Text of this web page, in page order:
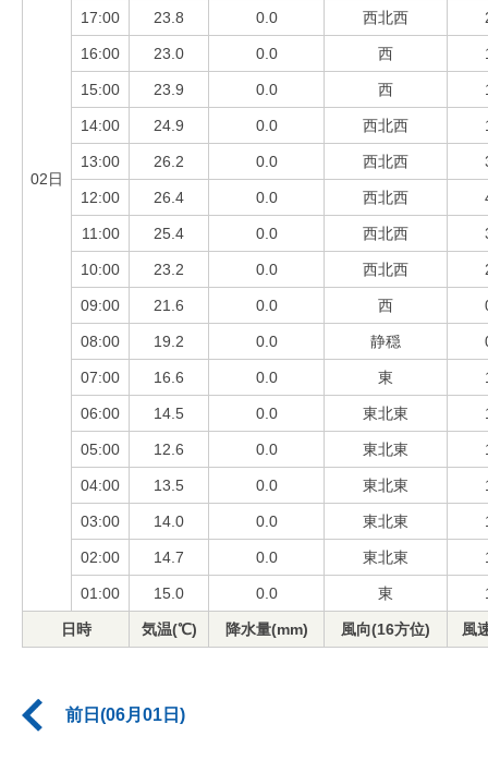
02日
17:00 23.8 0.0 西北西
16:00 23.0 0.0 西
15:00 23.9 0.0 西
14:00 24.9 0.0 西北西
13:00 26.2 0.0 西北西
12:00 26.4 0.0 西北西
11:00 25.4 0.0 西北西
10:00 23.2 0.0 西北西
09:00 21.6 0.0 西
08:00 19.2 0.0 静穏
07:00 16.6 0.0 東
06:00 14.5 0.0 東北東
05:00 12.6 0.0 東北東
04:00 13.5 0.0 東北東
03:00 14.0 0.0 東北東
02:00 14.7 0.0 東北東
01:00 15.0 0.0 東
日時 気温(℃) 降水量(mm) 風向(16方位) 風
前日(06月01日)